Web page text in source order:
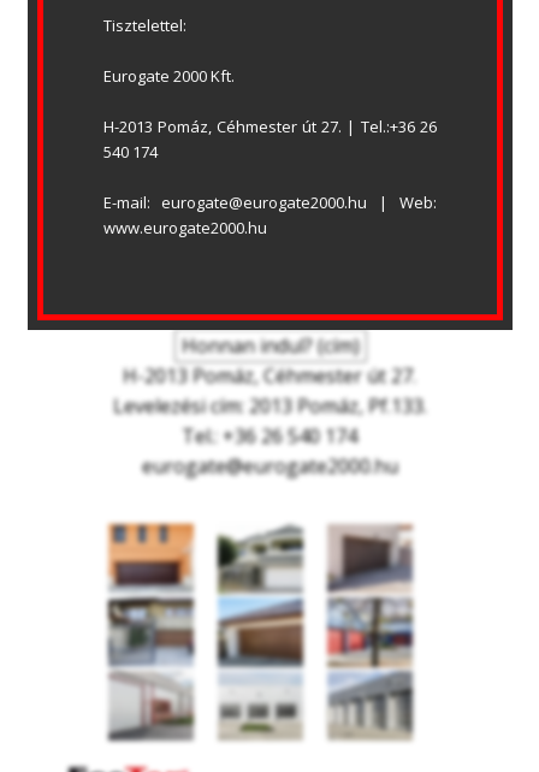
BEMUTATÓTEREM
Honnan indul? (cím)
H-2013 Pomáz, Céhmester út 27.
Levelezési cím: 2013 Pomáz, Pf.133.
Tel.: +36 26 540 174
eurogate@eurogate2000.hu
Tisztelettel:
Eurogate 2000 Kft.
H-2013 Pomáz, Céhmester út 27. | Tel.:+36 26
540 174
E-mail: eurogate@eurogate2000.hu | Web:
www.eurogate2000.hu